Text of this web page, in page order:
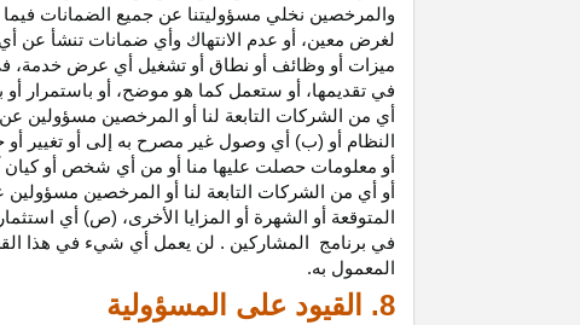
والمرخصين نخلي مسؤوليتنا عن جميع الضمانات فيما
لغرض معين، أو عدم الانتهاك وأي ضمانات تنشأ عن أي
ميزات أو وظائف أو نطاق أو تشغيل أي عرض خدمة،
في تقديمها، أو ستعمل كما هو موضح، أو باستمرار أو
أي من الشركات التابعة لنا أو المرخصين مسؤولين
النظام أو (ب) أي وصول غير مصرح به إلى أو تغيير
أو معلومات حصلت عليها منا أو من أي شخص أو
أو أي من الشركات التابعة لنا أو المرخصين
المتوقعة أو الشهرة أو المزايا
الأخرى، (ص) أي
في برنامج المشاركين . لن يعمل أي شيء في هذا
المعمول به.
8. القيود على المسؤولية